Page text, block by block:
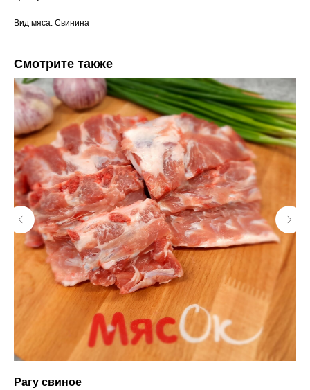
Вид мяса: Свинина
Смотрите также
Рагу свиное